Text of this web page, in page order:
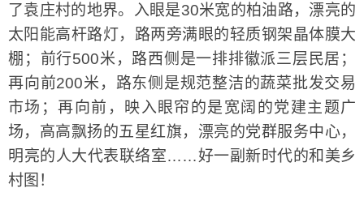
了袁庄村的地界。入眼是30米宽的柏油路，漂亮的
太阳能高杆路灯，路两旁满眼的轻质钢架晶体膜大
棚；前行500米，路西侧是一排排徽派三层民居；
再向前200米，路东侧是规范整洁的蔬菜批发交易
市场；再向前，映入眼帘的是宽阔的党建主题广
场，高高飘扬的五星红旗，漂亮的党群服务中心，
明亮的人大代表联络室……好一副新时代的和美乡
村图！